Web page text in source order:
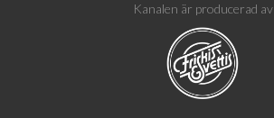
Kanalen är producerad av